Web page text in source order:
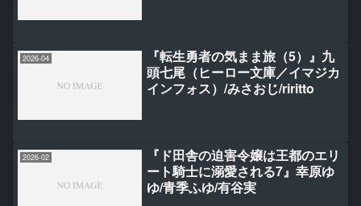
2026-04
『転生勇者の気まま旅（5）』九
頭七尾（ヒーロー文庫／イマジカ
インフォス）/みさおじ/riritto
2026-02
『ド田舎の迫害令嬢は王都のエリ
ート騎士に溺愛される7』幸原ゆ
ゆ/青季ふゆ/有谷実